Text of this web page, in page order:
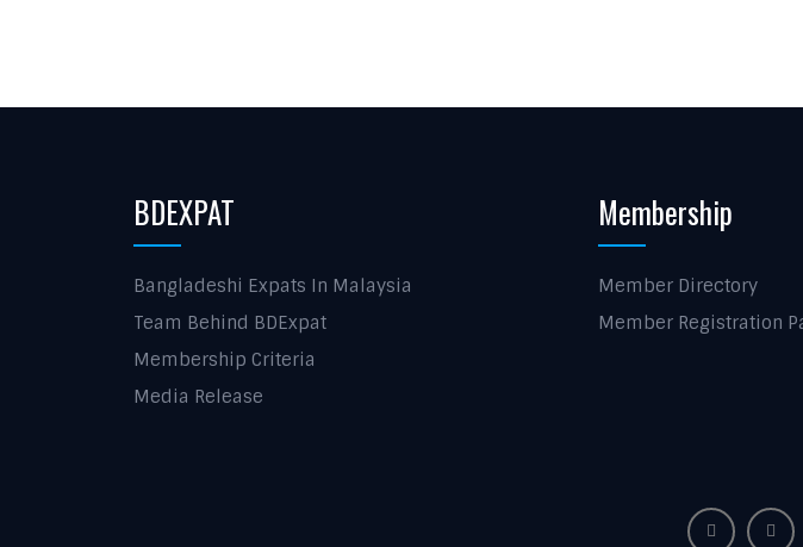
BDEXPAT
Bangladeshi Expats In Malaysia
Team Behind BDExpat
Membership Criteria
Media Release
Membership
Member Directory
Member Registration